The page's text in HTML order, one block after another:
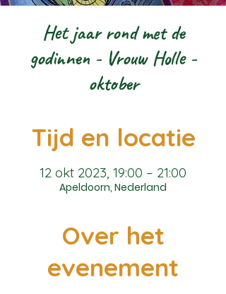
Het jaar rond met de
godinnen - Vrouw Holle -
oktober
Tijd en locatie
12 okt 2023, 19:00 – 21:00
Apeldoorn, Nederland
Over het
evenement